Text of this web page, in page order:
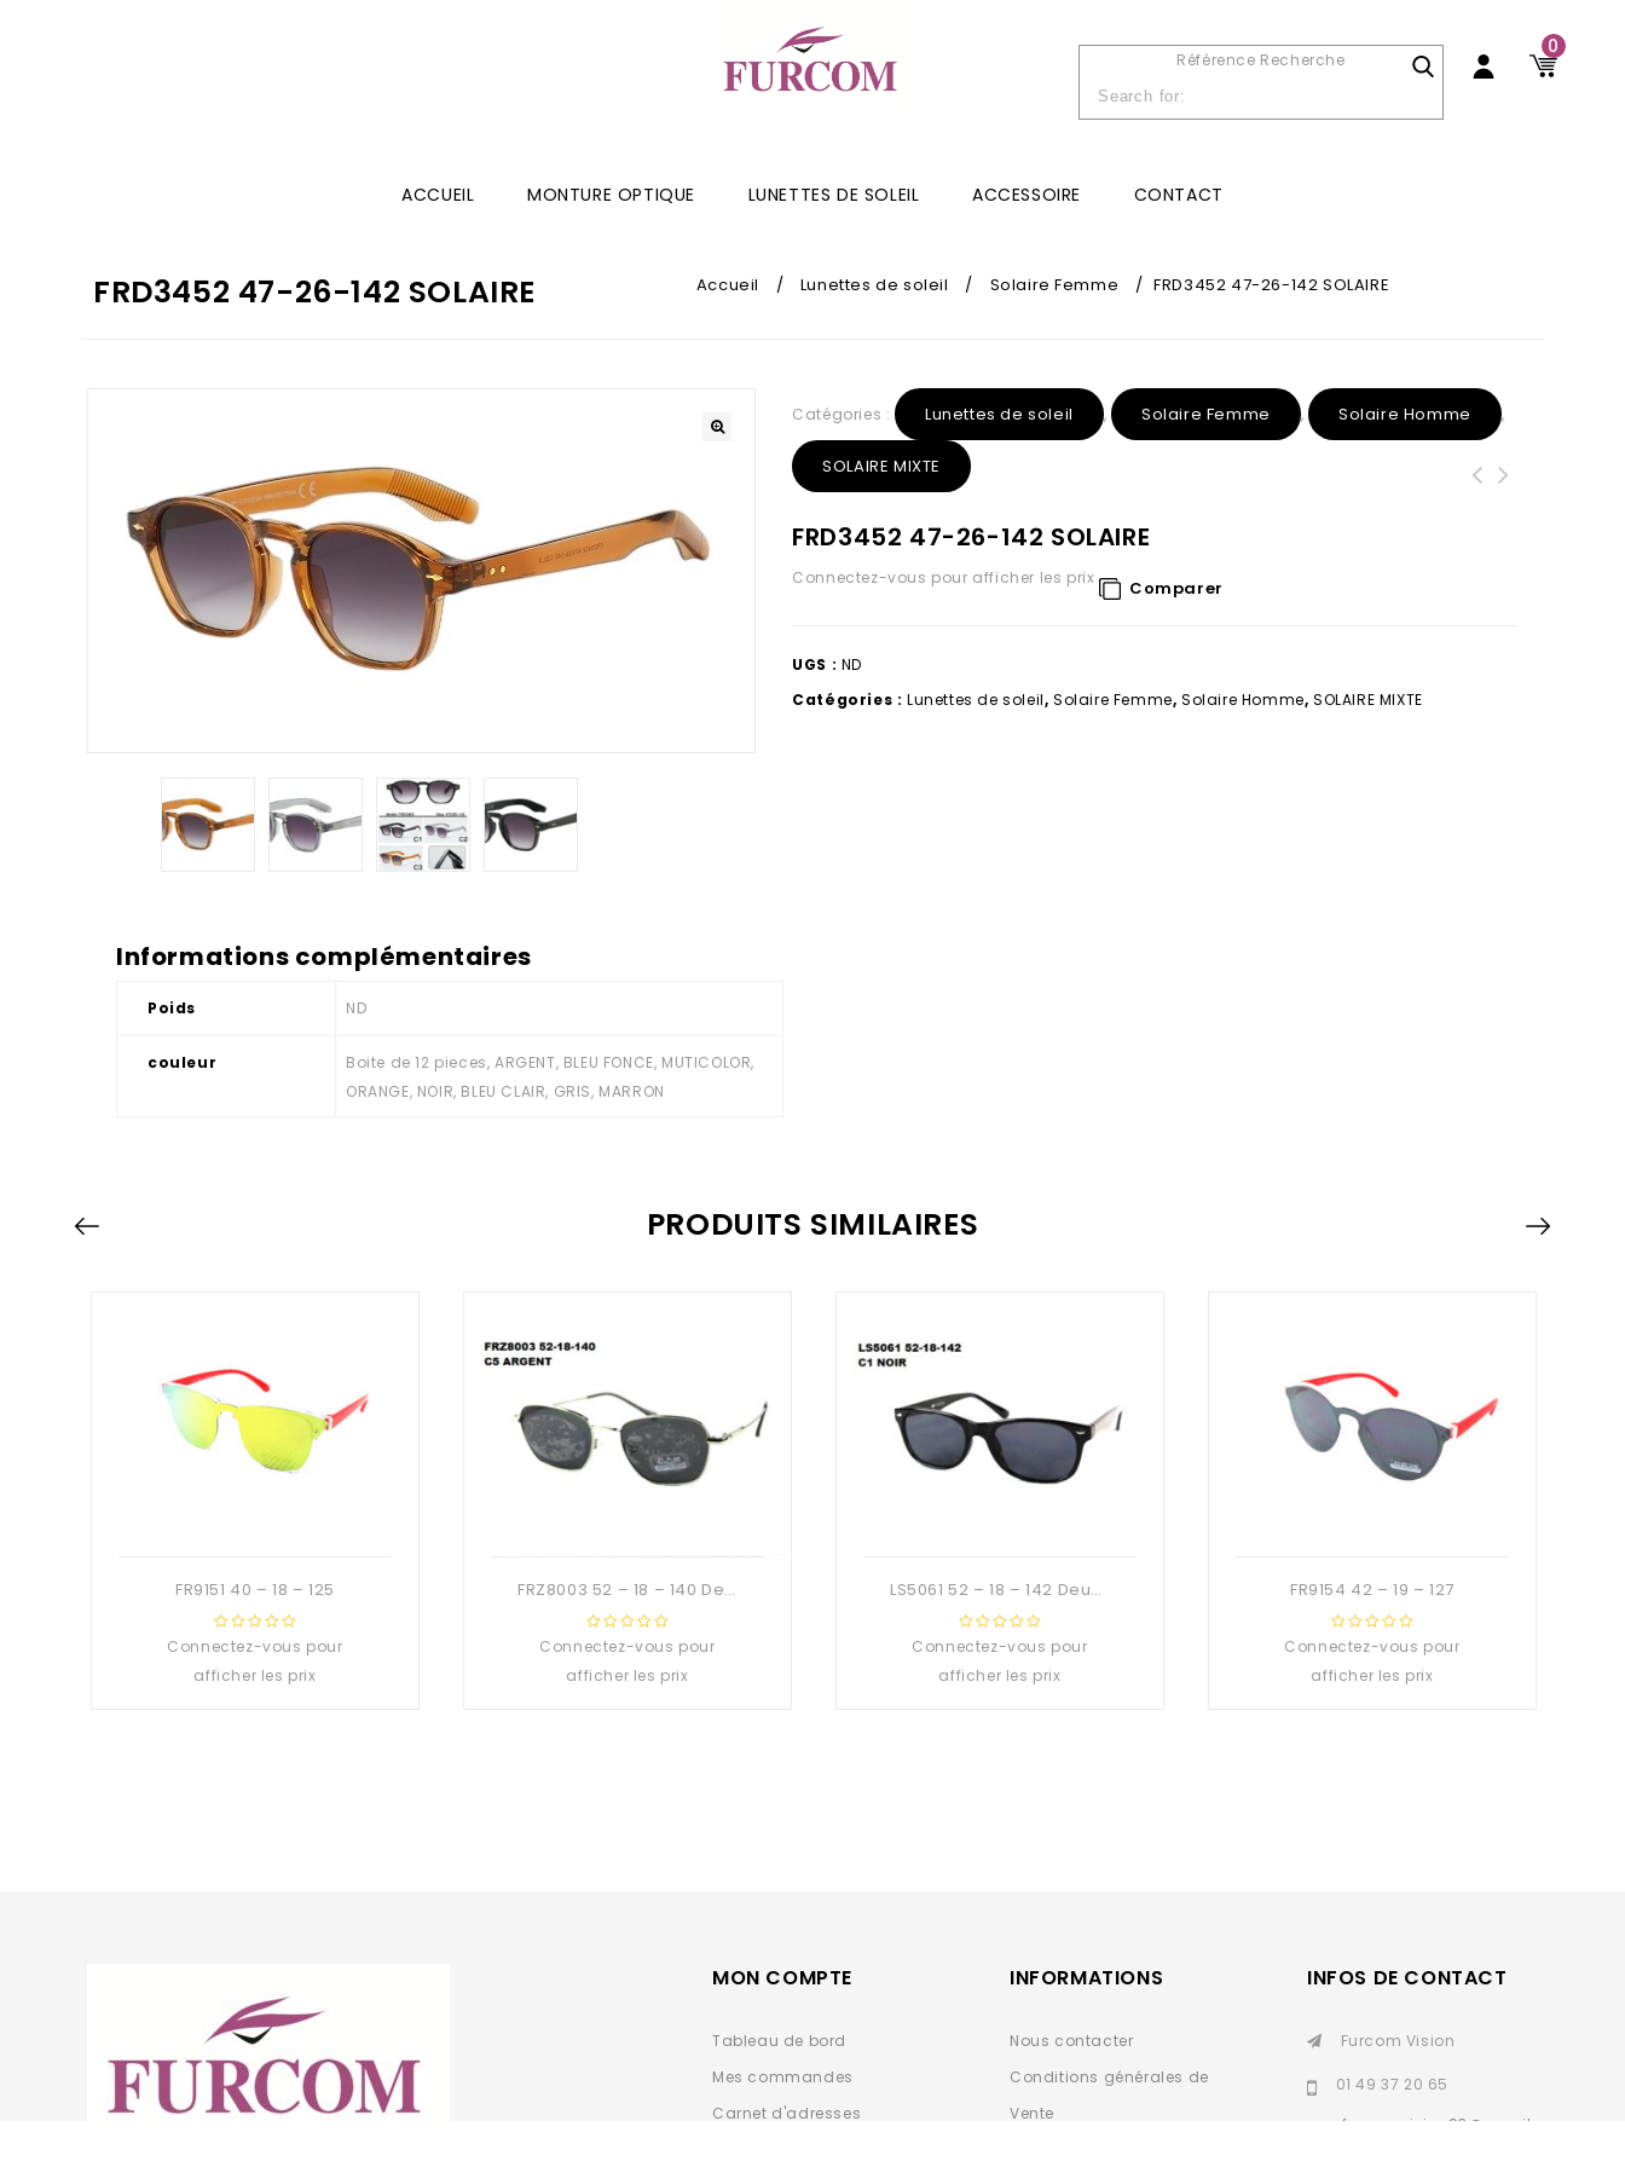
0
Référence Recherche
ACCUEIL MONTURE OPTIQUE LUNETTES DE SOLEIL ACCESSOIRE CONTACT
FRD3452 47-26-142 SOLAIRE Accueil / Lunettes de soleil / Solaire Femme / FRD3452 47-26-142 SOLAIRE
Catégories : Lunettes de soleil , Solaire Femme , Solaire Homme ,
SOLAIRE MIXTE
FRD3452 47-26-142 SOLAIRE
Connectez-vous pour afficher les prix Comparer
UGS : ND
Catégories : Lunettes de soleil,Solaire Femme,Solaire Homme,SOLAIRE MIXTE
Informations complémentaires
Poids ND
couleur
Boite de 12 pieces, ARGENT, BLEU FONCE, MUTICOLOR,
ORANGE, NOIR, BLEU CLAIR, GRIS, MARRON
PRODUITS SIMILAIRES
FR9151 40 – 18 – 125
0
Connectez-vous pour
afficher les prix
FRZ8003 52 – 18 – 140 Deuzioo Métal Solaire
0
Connectez-vous pour
afficher les prix
LS5061 52 – 18 – 142 Deuzioo TR90 Solaire
0
Connectez-vous pour
afficher les prix
FR9154 42 – 19 – 127
0
Connectez-vous pour
afficher les prix
MON COMPTE
Tableau de bord
Mes commandes
Carnet d'adresses
INFORMATIONS
Nous contacter
Conditions générales de
Vente
INFOS DE CONTACT
Furcom Vision
01 49 37 20 65
furcomvision93@gmail.